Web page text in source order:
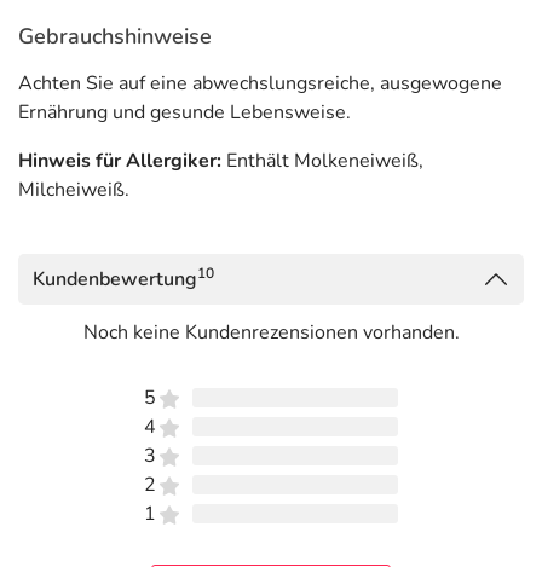
Wie sind Proteine aufgebaut?
Den Aufbau eines Eiweißmoleküls aus Aminosäuren
(Proteinbiosynthese) können Sie sich so ähnlich
vorstellen wie die Herstellung einer Perlenkette: Vor
Ihnen steht eine Schüssel mit roten, grünen, gelben,
Perlen mehr in der Schüssel, können Sie Ihre bunte
Perlenkette nicht weiter basteln. Die Proteinbiosynthese
bricht also ab, da das vollständige Eiweiß nicht aufgebaut
Komponenten-Protein aus Molkeneiweiß und
Milcheiweiß, welches alle 18 Aminosäuren in
ausgewogenem Verhältnis enthält. Es ist daher ideal zum
Muskelaufbau geeignet.
Adresse des Lebensmittel-Unternehmens
Gebrauchshinweise
Achten Sie auf eine abwechslungsreiche, ausgewogene
Ernährung und gesunde Lebensweise.
Hinweis für Allergiker: Enthält Molkeneiweiß,
Milcheiweiß.
Kundenbewertung10
Noch keine Kundenrezensionen vorhanden.
5
4
3
2
1